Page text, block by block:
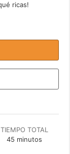
ricas!
TIEMPO TOTAL
45 minutos
minutos